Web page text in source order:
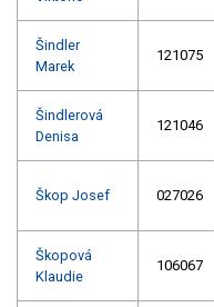
Šindler
Marek
121075
Šindlerová
Denisa
121046
Škop Josef 027026
Škopová
Klaudie
106067